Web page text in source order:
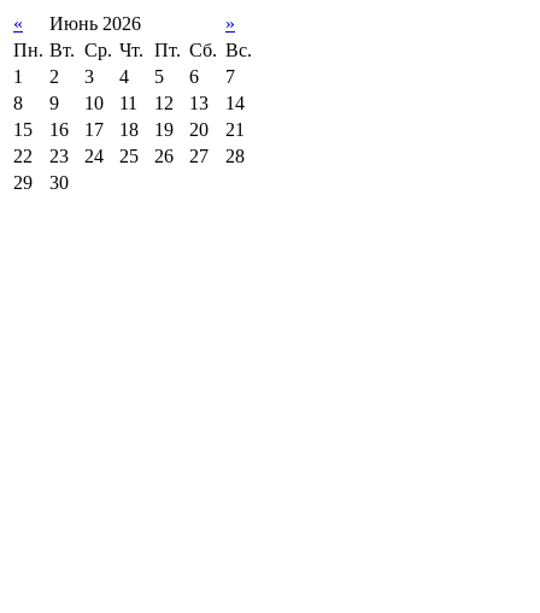
« Июнь 2026
»
Пн. Вт. Ср. Чт. Пт. Сб. Вс.
1
2 3 4 5 6
7
8
9 10 11 12 13
14
15
16 17 18 19 20
21
22
23 24 25 26 27
28
29
30